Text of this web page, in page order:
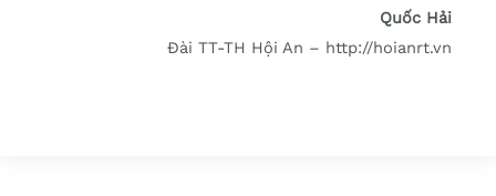
Quốc Hải
Đài TT-TH Hội An – http://hoianrt.vn